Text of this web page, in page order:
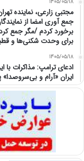
1405/05/18
مجتبی زارعی، نماینده
جمع آوری امضا از
برخورد کردم /مگر جمع
برای وحدت شکنی‌ها و
1405/05/18
ادعای ترامپ: مذاکرات با
ایران «آرام و